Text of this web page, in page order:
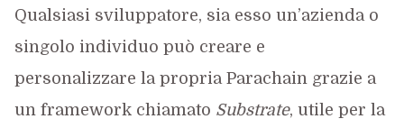
Qualsiasi sviluppatore, sia esso un’azienda o
singolo individuo può creare e
personalizzare la propria Parachain grazie a
un framework chiamato Substrate, utile per la